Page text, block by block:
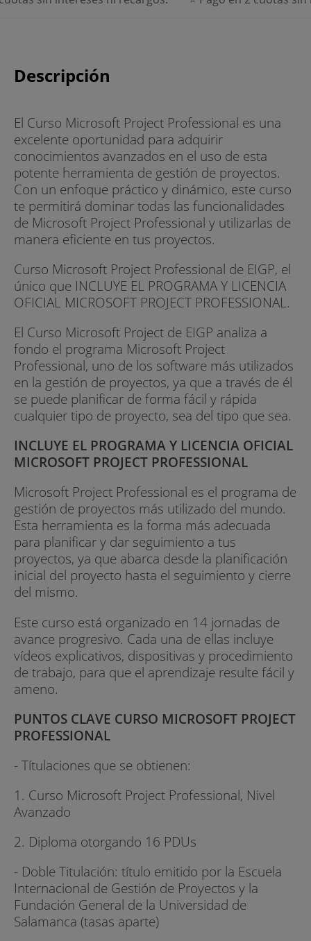
Descripción
El Curso Microsoft Project Professional es una
excelente oportunidad para adquirir
conocimientos avanzados en el uso de esta
potente herramienta de gestión de proyectos.
Con un enfoque práctico y dinámico, este curso
te permitirá dominar todas las funcionalidades
de Microsoft Project Professional y utilizarlas de
manera eficiente en tus proyectos.
Curso Microsoft Project Professional de EIGP, el
único que INCLUYE EL PROGRAMA Y LICENCIA
OFICIAL MICROSOFT PROJECT PROFESSIONAL.
El Curso Microsoft Project de EIGP analiza a
fondo el programa Microsoft Project
Professional, uno de los software más utilizados
en la gestión de proyectos, ya que a través de él
se puede planificar de forma fácil y rápida
cualquier tipo de proyecto, sea del tipo que sea.
INCLUYE EL PROGRAMA Y LICENCIA OFICIAL
MICROSOFT PROJECT PROFESSIONAL
Microsoft Project Professional es el programa de
gestión de proyectos más utilizado del mundo.
Esta herramienta es la forma más adecuada
para planificar y dar seguimiento a tus
proyectos, ya que abarca desde la planificación
inicial del proyecto hasta el seguimiento y cierre
del mismo.
Este curso está organizado en 14 jornadas de
avance progresivo. Cada una de ellas incluye
vídeos explicativos, dispositivas y procedimiento
de trabajo, para que el aprendizaje resulte fácil y
ameno.
PUNTOS CLAVE CURSO MICROSOFT PROJECT
PROFESSIONAL
- Títulaciones que se obtienen:
1. Curso Microsoft Project Professional, Nivel
Avanzado
2. Diploma otorgando 16 PDUs
- Doble Titulación: título emitido por la Escuela
Internacional de Gestión de Proyectos y la
Fundación General de la Universidad de
Salamanca (tasas aparte)